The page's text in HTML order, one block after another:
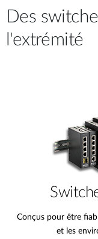
Des
l'extrémité
Conçus pour être
et les